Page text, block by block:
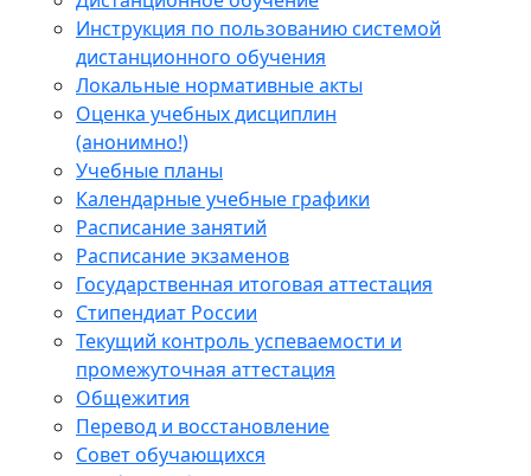
Инструкция по пользованию системой
дистанционного обучения
Локальные нормативные акты
Оценка учебных дисциплин
(анонимно!)
Учебные планы
Календарные учебные графики
Расписание занятий
Расписание экзаменов
Государственная итоговая аттестация
Стипендиат России
Текущий контроль успеваемости и
промежуточная аттестация
Общежития
Перевод и восстановление
Совет обучающихся